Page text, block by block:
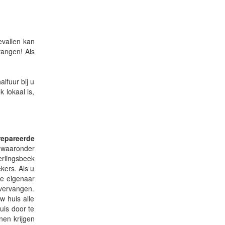
kan
Als
bij u
lokaal is,
Als u
eigenaar
huis alle
door te
krijgen